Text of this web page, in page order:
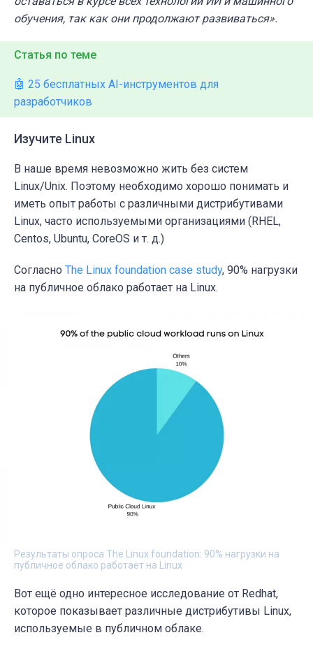
обучения, так как они продолжают развиваться».
Статья по теме
🤖 25 бесплатных AI-инструментов для
разработчиков
Изучите Linux
В наше время невозможно жить без систем
Linux/Unix. Поэтому необходимо хорошо понимать и
иметь опыт работы с различными дистрибутивами
Linux, часто используемыми организациями (RHEL,
Centos, Ubuntu, CoreOS и т. д.)
Согласно The Linux foundation case study, 90% нагрузки
на публичное облако работает на Linux.
Результаты опроса The Linux foundation: 90% нагрузки на
публичное облако работает на Linux
Вот ещё одно интересное исследование от Redhat,
которое показывает различные дистрибутивы Linux,
используемые в публичном облаке.